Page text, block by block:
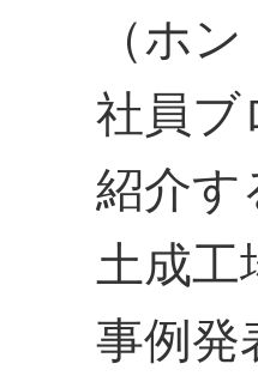
（ホ
社員ブ
紹介す
土成工
事例発